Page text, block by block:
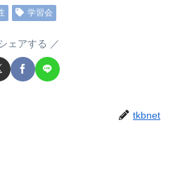
学習会
ェアする
tkbnet